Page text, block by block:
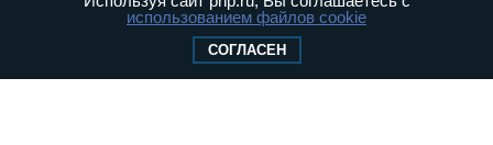
массовых коммуникаций (Роскомнадзор) 05
Свидетельство о регистрации Эл № ФС77-
использованием файлов cookie
СОГЛАСЕН